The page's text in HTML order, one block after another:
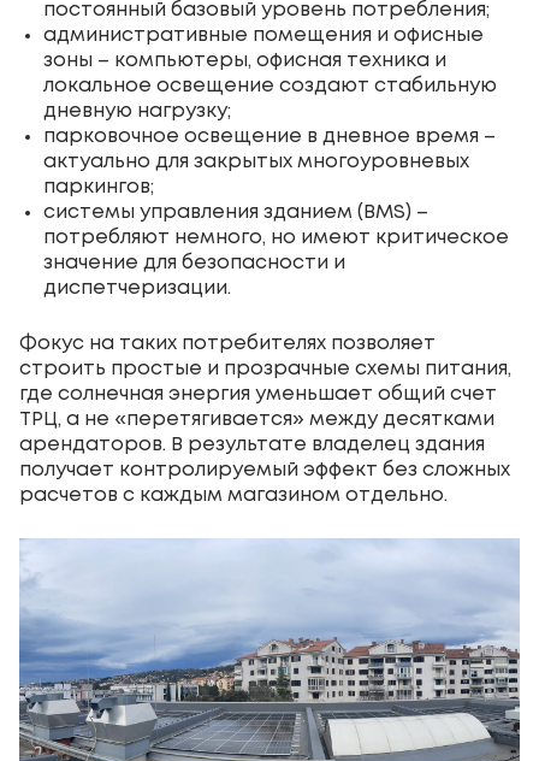
постоянный базовый уровень потребления;
административные помещения и офисные
зоны – компьютеры, офисная техника и
локальное освещение создают стабильную
дневную нагрузку;
парковочное освещение в дневное время –
актуально для закрытых многоуровневых
паркингов;
системы управления зданием (BMS) –
потребляют немного, но имеют критическое
значение для безопасности и
диспетчеризации.
Фокус на таких потребителях позволяет
строить простые и прозрачные схемы питания,
где солнечная энергия уменьшает общий счет
ТРЦ, а не «перетягивается» между десятками
арендаторов. В результате владелец здания
получает контролируемый эффект без сложных
расчетов с каждым магазином отдельно.